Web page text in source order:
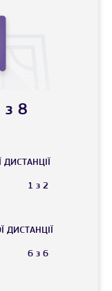
з 8
ДИСТАНЦIЇ
1 з 2
ДИСТАНЦIЇ
6 з 6